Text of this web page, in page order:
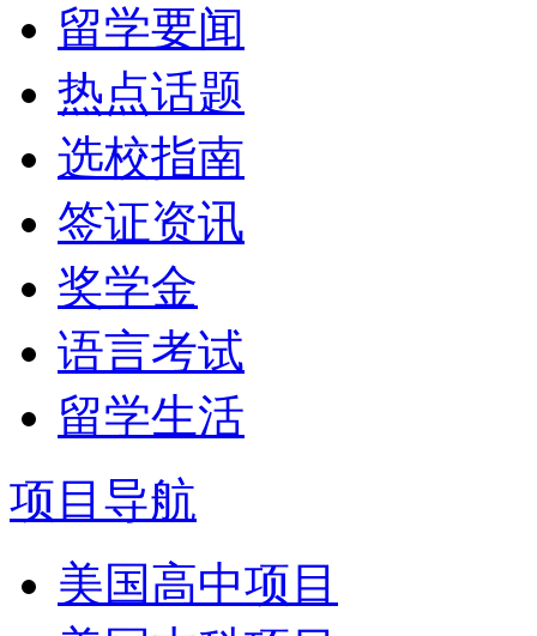
留学要闻
热点话题
选校指南
签证资讯
奖学金
语言考试
留学生活
项目导航
美国高中项目